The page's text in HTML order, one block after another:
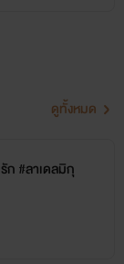
ดูทั้งหมด
ก #ลาเดลมิกุ